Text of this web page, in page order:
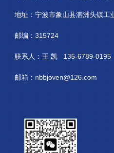
地址：宁波市象山县泗洲头镇工
邮编：315724
联系人：王 凯 135-6789-0195
邮箱：nbbjoven@126.com